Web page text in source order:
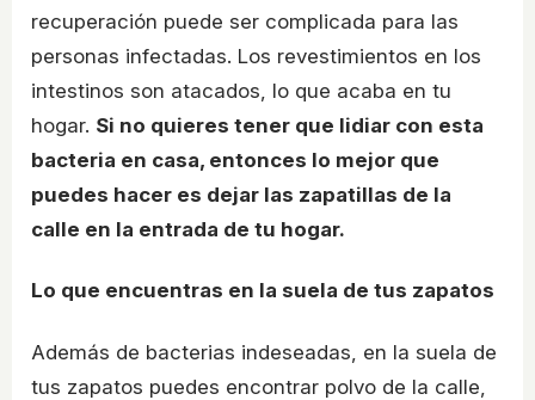
recuperación puede ser complicada para las
personas infectadas. Los revestimientos en los
intestinos son atacados, lo que acaba en tu
hogar. Si no quieres tener que lidiar con esta
bacteria en casa, entonces lo mejor que
puedes hacer es dejar las zapatillas de la
calle en la entrada de tu hogar.
Lo que encuentras en la suela de tus zapatos
Además de bacterias indeseadas, en la suela de
tus zapatos puedes encontrar polvo de la calle,